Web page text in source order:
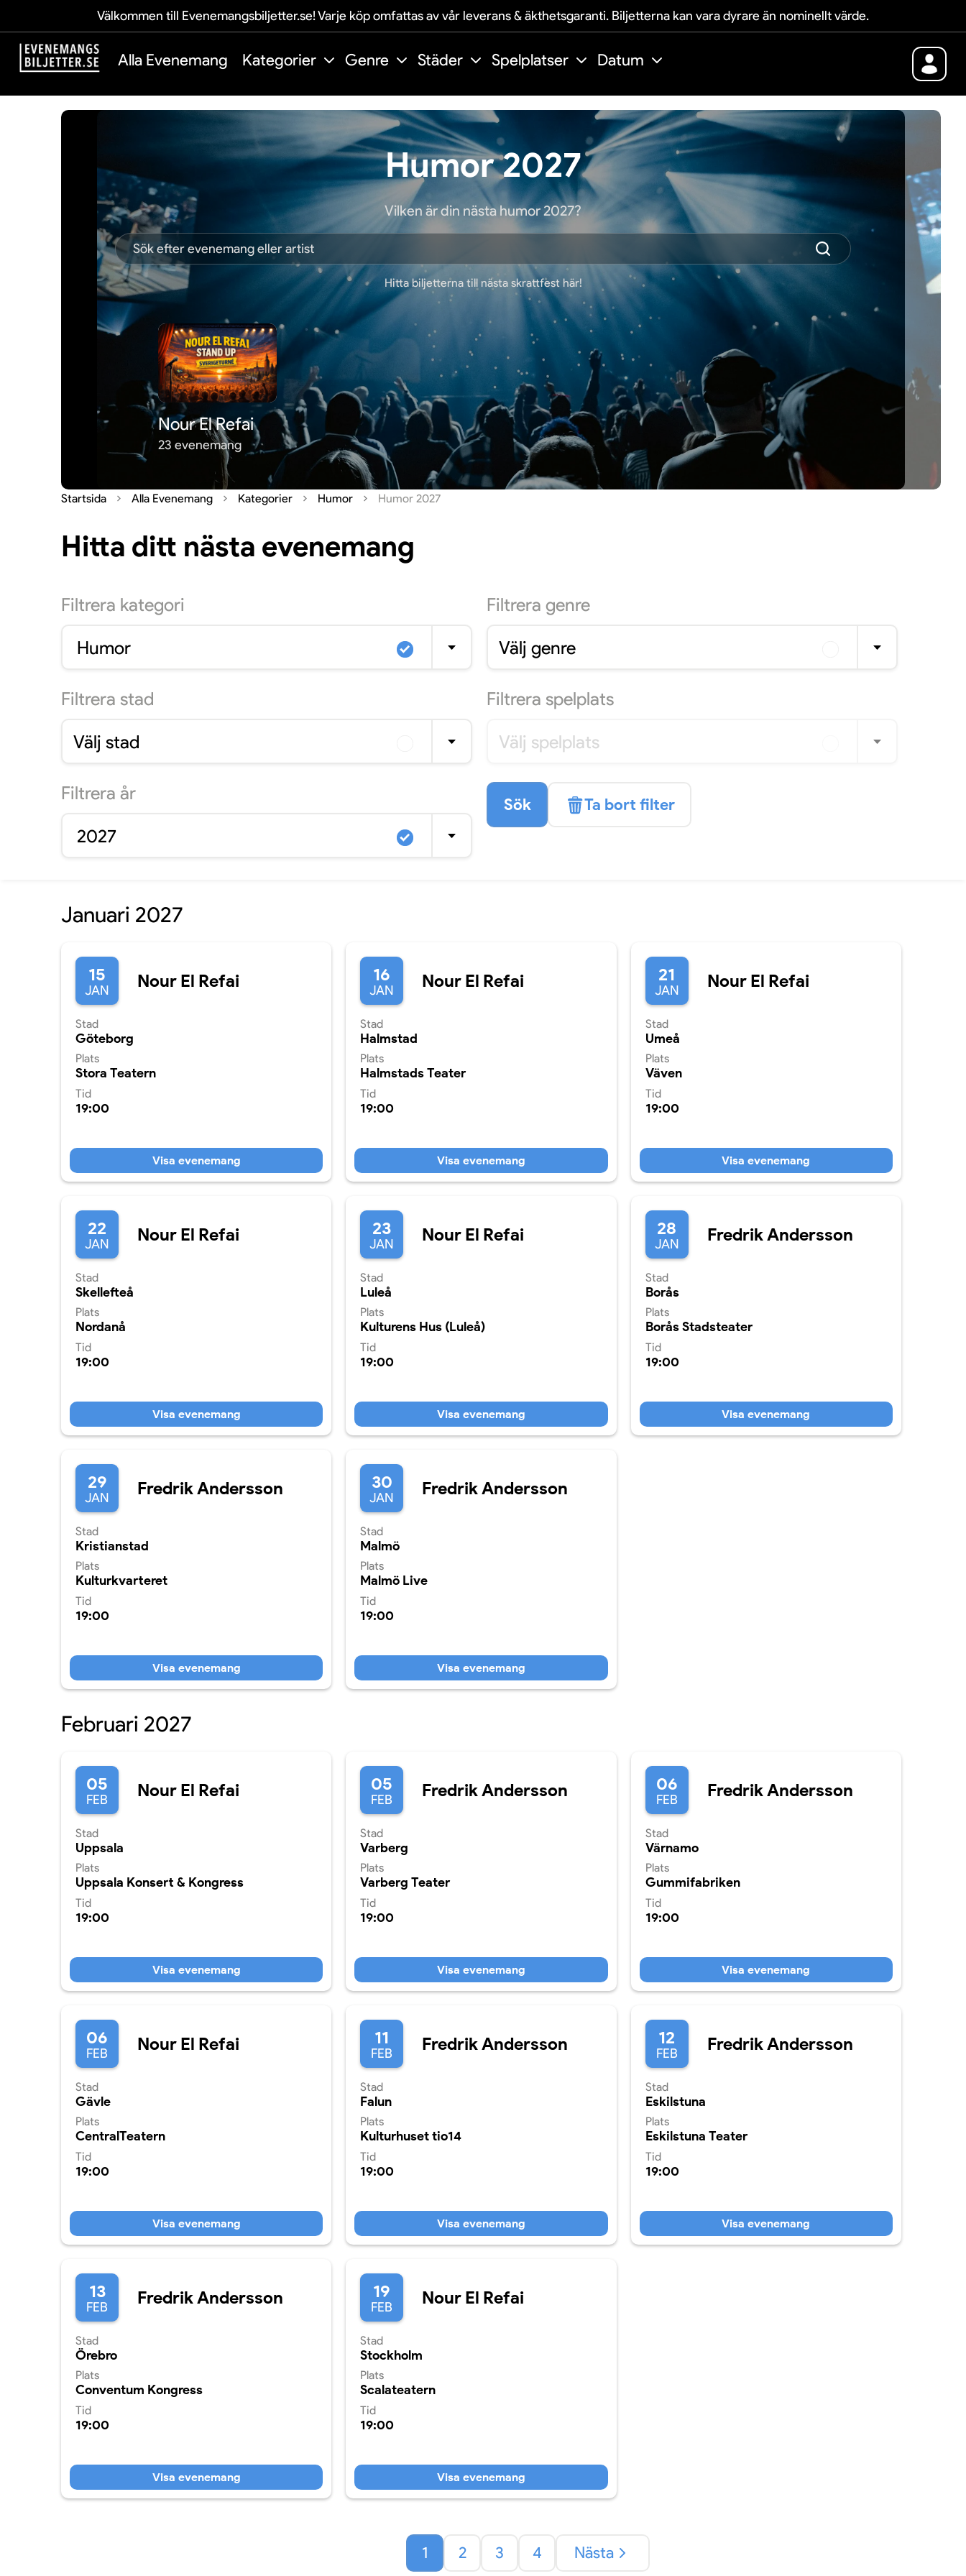
Välkommen till Evenemangsbiljetter.se! Varje köp omfattas av vår leverans & äkthetsgaranti. Biljetterna kan vara dyrare än nominellt värde.
Alla Evenemang Kategorier Genre Städer Spelplatser Datum
Humor 2027
Vilken är din nästa humor 2027?
Hitta biljetterna till nästa skrattfest här!
Nour El Refai
23 evenemang
Startsida Alla Evenemang Kategorier Humor Humor 2027
Hitta ditt nästa evenemang
Filtrera kategori
Humor
Filtrera genre
Välj genre
Filtrera stad
Välj stad
Filtrera spelplats
Välj spelplats
Filtrera år
2027
Sök Ta bort filter
Januari 2027
15
JAN Nour El Refai
Stad
Göteborg
Plats
Stora Teatern
Tid
19:00
Visa evenemang
16
JAN Nour El Refai
Stad
Halmstad
Plats
Halmstads Teater
Tid
19:00
Visa evenemang
21
JAN Nour El Refai
Stad
Umeå
Plats
Väven
Tid
19:00
Visa evenemang
22
JAN Nour El Refai
Stad
Skellefteå
Plats
Nordanå
Tid
19:00
Visa evenemang
23
JAN Nour El Refai
Stad
Luleå
Plats
Kulturens Hus (Luleå)
Tid
19:00
Visa evenemang
28
JAN Fredrik Andersson
Stad
Borås
Plats
Borås Stadsteater
Tid
19:00
Visa evenemang
29
JAN Fredrik Andersson
Stad
Kristianstad
Plats
Kulturkvarteret
Tid
19:00
Visa evenemang
30
JAN Fredrik Andersson
Stad
Malmö
Plats
Malmö Live
Tid
19:00
Visa evenemang
Februari 2027
05
FEB Nour El Refai
Stad
Uppsala
Plats
Uppsala Konsert & Kongress
Tid
19:00
Visa evenemang
05
FEB Fredrik Andersson
Stad
Varberg
Plats
Varberg Teater
Tid
19:00
Visa evenemang
06
FEB Fredrik Andersson
Stad
Värnamo
Plats
Gummifabriken
Tid
19:00
Visa evenemang
06
FEB Nour El Refai
Stad
Gävle
Plats
CentralTeatern
Tid
19:00
Visa evenemang
11
FEB Fredrik Andersson
Stad
Falun
Plats
Kulturhuset tio14
Tid
19:00
Visa evenemang
12
FEB Fredrik Andersson
Stad
Eskilstuna
Plats
Eskilstuna Teater
Tid
19:00
Visa evenemang
13
FEB Fredrik Andersson
Stad
Örebro
Plats
Conventum Kongress
Tid
19:00
Visa evenemang
19
FEB Nour El Refai
Stad
Stockholm
Plats
Scalateatern
Tid
19:00
Visa evenemang
1 2 3 4 Nästa